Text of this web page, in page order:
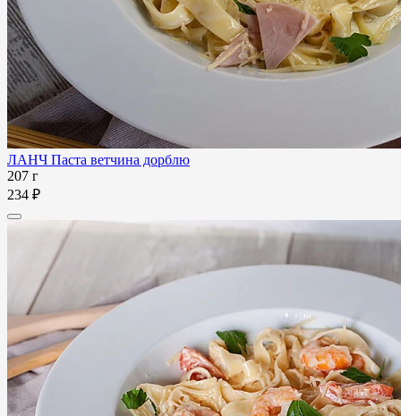
ЛАНЧ Паста ветчина дорблю
207 г
234 ₽